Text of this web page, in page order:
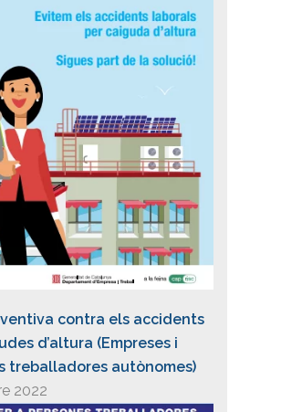
contra els accidents
d’altura (Empreses i
treballadores autònomes)
2022